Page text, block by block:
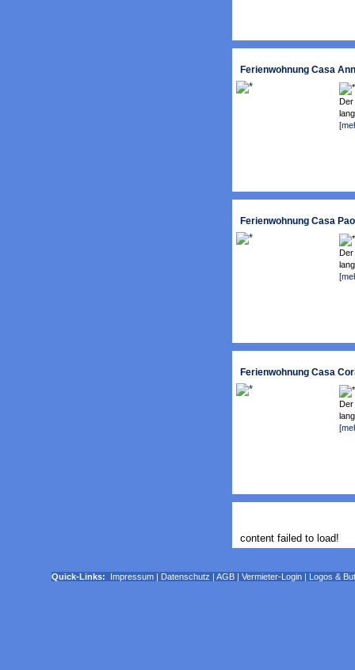
Ferienwohnung Casa
Der
Ferienwohnung Casa
Der
Ferienwohnung Casa
Der
content failed to load!
Quick-Links: Impressum | Datenschutz | AGB | Vermieter-Login | Logos &